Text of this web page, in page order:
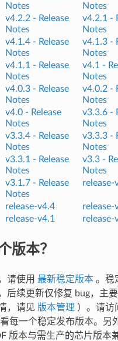
Notes
Notes
v4.2.2 - Release
Notes
v4.2.1 -
Notes
v4.1.4 - Release
Notes
v4.1.3 -
Notes
v4.1.1 - Release
Notes
v4.1 -
Notes
v4.0.3 - Release
Notes
v4.0.2 -
Notes
v4.0 - Release
Notes
v3.3.6 -
Notes
v3.3.4 - Release
Notes
v3.3.3 -
Notes
v3.3.1 - Release
Notes
v3.3 -
Notes
v3.1.7 - Release
Notes
release-
release-v4.4
release-
release-v4.1
release-
版本？
请使用 最新稳定版本。稳
后续更新仅修复 bug，主
，请见 版本管理 ）。请访
每一个稳定发布版本。另
版本与需生产的芯片版本